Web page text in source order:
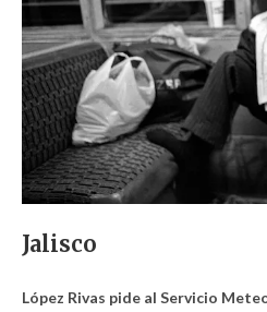
Jalisco
López Rivas pide al Servicio